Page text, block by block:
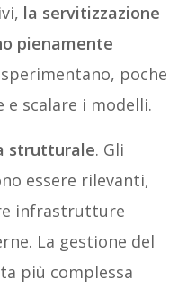
la servitizzazione
pienamente
poche
e scalare i modelli.
strutturale. Gli
essere rilevanti,
infrastrutture
La gestione del
più complessa